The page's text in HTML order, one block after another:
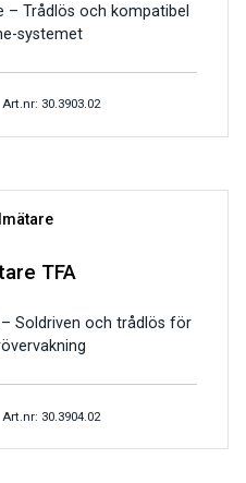
– Trådlös och kompatibel
systemet
Art.nr: 30.3903.02
TFA
Soldriven och trådlös för
Art.nr: 30.3904.02